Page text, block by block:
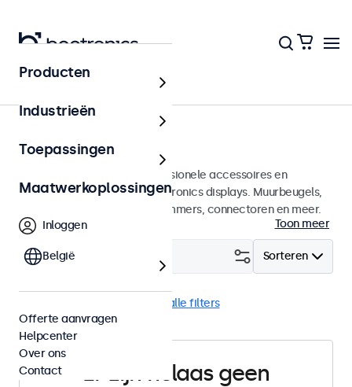
Home
Accessoires
Een groot assortiment professionele accessoires en
benodigdheden voor uw Beetronics displays. Muurbeugels,
voetsteunen, videokabels, dimmers, connectoren en meer.
Toon meer
Sorteren
Filter (0)
Wis alle filters
Er zijn helaas geen
Producten
Industrieën
Toepassingen
Maatwerkoplossingen
Inloggen
België
Offerte aanvragen
Helpcenter
Over ons
Contact